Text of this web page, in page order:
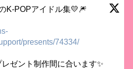
K-POPアイドル集💛🎆
presents/74334/
ゼント制作間に合います✨